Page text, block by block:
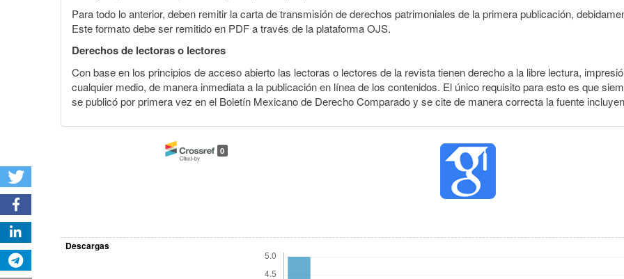
Para todo lo anterior, deben remitir la carta de transmisión de derechos patrimoniales de la primera publicación,
Este formato debe ser remitido en PDF a través de la plataforma OJS.
Derechos de lectoras o lectores
Con base en los principios de acceso abierto las lectoras o lectores de la revista tienen derecho a la libre lectura,
cualquier medio, de manera inmediata a la publicación en línea de los contenidos. El único requisito para esto es que
se publicó por primera vez en el Boletín Mexicano de Derecho Comparado y se cite de manera correcta la fuente
0
Descargas